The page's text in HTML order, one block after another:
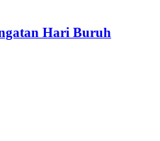
Hari Buruh